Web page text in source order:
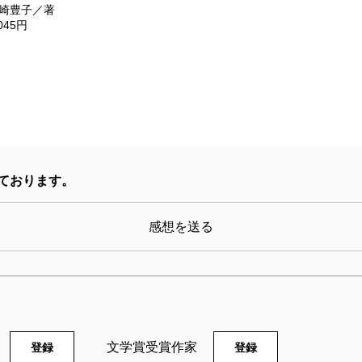
か月も泊まり込み、脚本家の大石静先生や演出の坪井
たのである。
あやふやな、しかし時
豊子／著
円
おります。
感想を送る
登録 文学賞受賞作家 登録